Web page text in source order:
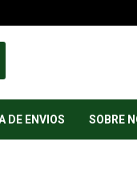
DE ENVIOS SOBRE